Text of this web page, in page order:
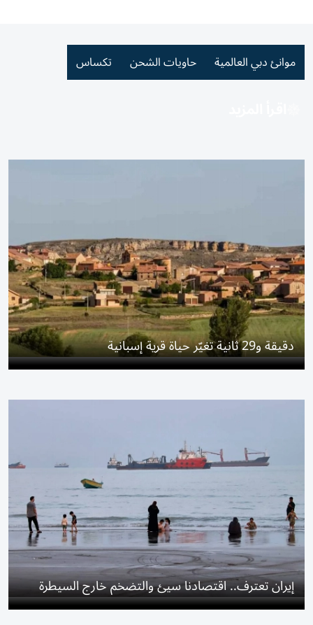
موانئ دبي العالمية حاويات الشحن تكساس
دقيقة و29 ثانية تغيّر حياة قرية إسبانية
إيران تعترف.. اقتصادنا سيئ والتضخم خارج السيطرة